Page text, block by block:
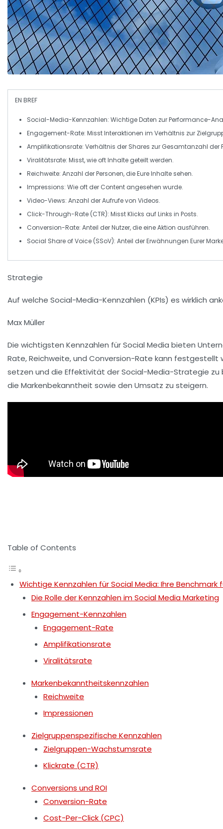
EN BREF
Social-Media-Kennzahlen: Wichtige Daten zur Performance-
Engagement-Rate: Misst Interaktionen im Verhältnis zur
Amplifikationsrate: Verhältnis der Shares zur Gesamtanzahl der
Viralitätsrate: Misst, wie oft Inhalte geteilt werden.
Reichweite: Anzahl der Personen, die Eure Inhalte sehen.
Impressions: Wie oft der Content angesehen wurde.
Video-Views: Anzahl der Aufrufe von Videos.
Click-Through-Rate (CTR): Misst Klicks auf Links in Posts.
Conversion-Rate: Anteil der Nutzer, die eine Aktion ausführen.
Social Share of Voice (SSoV): Anteil der Erwähnungen Eurer
Strategie
Auf welche Social-Media-Kennzahlen (KPIs) es wirklich
Max Müller
Die wichtigsten Kennzahlen für Social Media bieten
Rate,Reichweite, und Conversion-Rate kann festgestellt
setzen und die Effektivität derSocial-Media-Strategie zu
die Markenbekanntheit sowie den Umsatz zu steigern.
Table of Contents
Wichtige Kennzahlen für Social Media: Ihre Benchmark
Die Rolle der Kennzahlen im Social Media Marketing
Engagement-Kennzahlen
Engagement-Rate
Amplifikationsrate
Viralitätsrate
Markenbekanntheitskennzahlen
Reichweite
Impressionen
Zielgruppenspezifische Kennzahlen
Zielgruppen-Wachstumsrate
Klickrate (CTR)
Conversions und ROI
Conversion-Rate
Cost-Per-Click (CPC)